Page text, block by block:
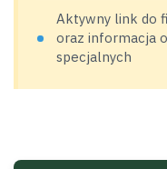
Aktywny link do
oraz informacja
specjalnych